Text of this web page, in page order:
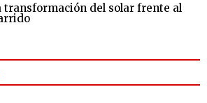
transformación del solar frente al